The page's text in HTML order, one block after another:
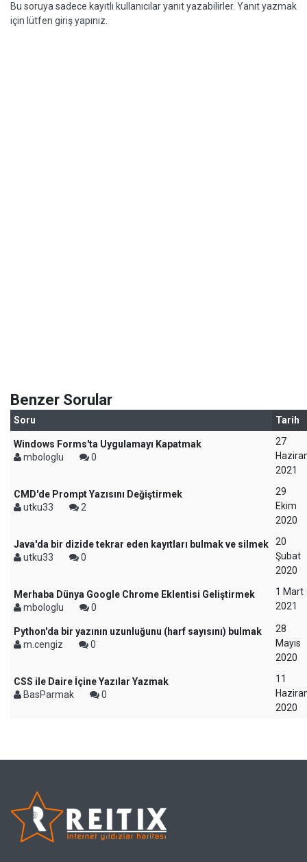
Bu soruya sadece kayıtlı kullanıcılar yanıt yazabilirler. Yanıt yazmak
için lütfen giriş yapınız.
Benzer Sorular
Soru Tarih
Windows Forms'ta Uygulamayı Kapatmak
mbologlu
0
27
2021
CMD'de Prompt Yazısını Değiştirmek
utku33
2
29
Ekim
2020
Java'da bir dizide tekrar eden kayıtları bulmak ve silmek
utku33
0
20
Şubat
2020
Merhaba Dünya Google Chrome Eklentisi Geliştirmek
mbologlu
0
1 Mart
2021
Python'da bir yazının uzunluğunu (harf sayısını) bulmak
m.cengiz
0
28
Mayıs
2020
CSS ile Daire İçine Yazılar Yazmak
BasParmak
0
11
2020